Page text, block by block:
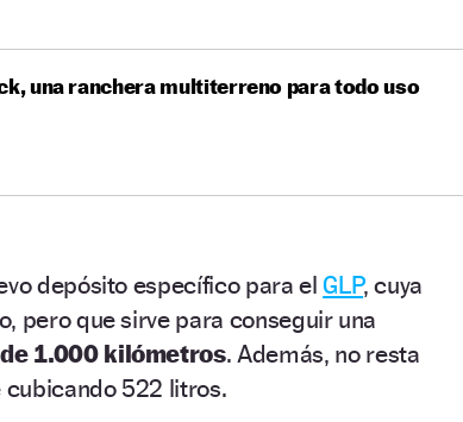
una ranchera multiterreno para todo uso
depósito específico para elGLP, cuya
pero que sirve para conseguir una
1.000 kilómetros. Además, no resta
cubicando 522 litros.